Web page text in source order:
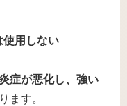
使用しない
症が悪化し、強い
ます。